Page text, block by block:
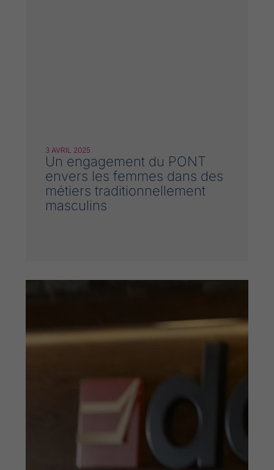
3 AVRIL 2025
Un engagement du PONT
envers les femmes dans des
métiers traditionnellement
masculins